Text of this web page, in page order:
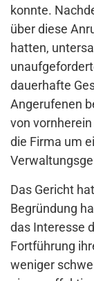
konnte.
über diese
hatten,
dauerhafte
Angerufenen
von
die Firma um
Das Gericht
Begründung
das Interesse
Fortführung
weniger